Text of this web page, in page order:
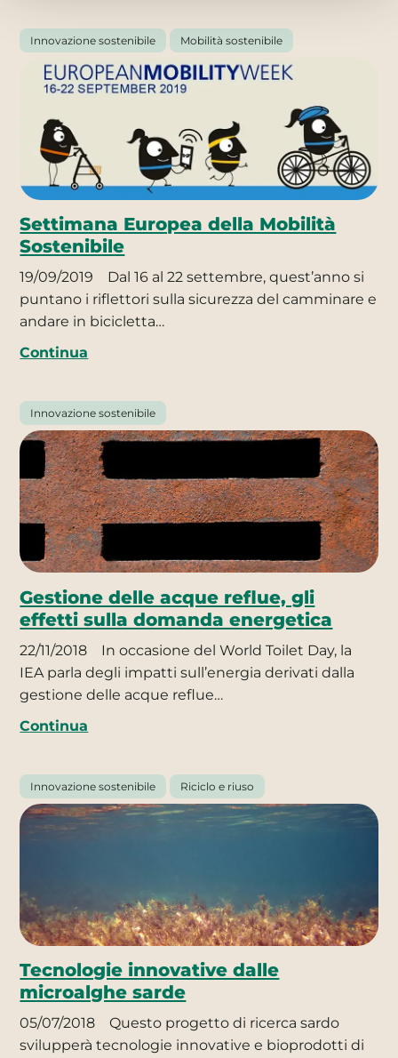
Innovazione sostenibile Mobilità sostenibile
Settimana Europea della Mobilità
Sostenibile
19/09/2019
Dal 16 al 22 settembre, quest’anno si
puntano i riflettori sulla sicurezza del camminare e
andare in bicicletta…
Continua
Innovazione sostenibile
Gestione delle acque reflue, gli
effetti sulla domanda energetica
22/11/2018
In occasione del World Toilet Day, la
IEA parla degli impatti sull’energia derivati dalla
gestione delle acque reflue…
Continua
Innovazione sostenibile Riciclo e riuso
Tecnologie innovative dalle
microalghe sarde
05/07/2018
Questo progetto di ricerca sardo
svilupperà tecnologie innovative e bioprodotti di